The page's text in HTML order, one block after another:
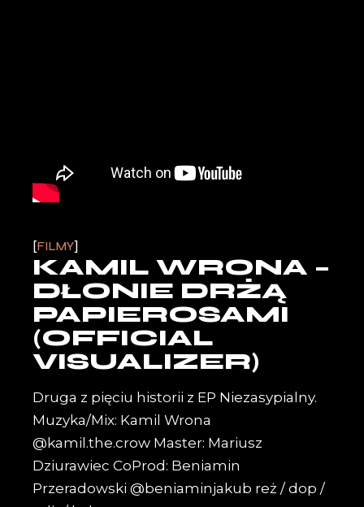
FILMY
KAMIL WRONA –
DŁONIE DRŻĄ
PAPIEROSAMI
(OFFICIAL
VISUALIZER)
Druga z pięciu historii z EP Niezasypialny.
Muzyka/Mix: Kamil Wrona
@kamil.the.crow Master: Mariusz
Dziurawiec CoProd: Beniamin
Przeradowski @beniaminjakub reż / dop /